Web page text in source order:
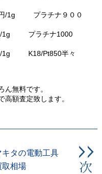
円/1g プラチナ９００
/1g プラチナ1000
/1g K18/Pt850半々
無料です。
額査定致します。
キタの電動工具
取相場